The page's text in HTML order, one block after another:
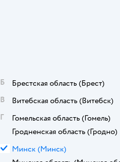
Б Брестская область (Брест)
В
Витебская область (Витебск)
Г
Гомельская область (Гомель)
Гродненская область (Гродно)
М Минск (Минск)